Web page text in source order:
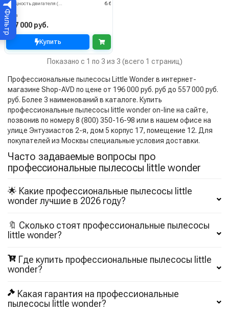
Фильтр
6.6
Цена
557 000 руб.
Купить
Показано с 1 по 3 из 3 (всего 1 страниц)
Профессиональные пылесосы Little Wonder в интернет-
магазине Shop-AVD по цене от 196 000 руб. руб до 557 000 руб.
руб. Более 3 наименований в каталоге. Купить
профессиональные пылесосы little wonder on-line на сайте,
позвонив по номеру 8 (800) 350-16-98 или в нашем офисе на
улице Энтузиастов 2-я, дом 5 корпус 17, помещение 12. Для
покупателей из Москвы специальные условия доставки.
Часто задаваемые вопросы про
профессиональные пылесосы little wonder
🌟 Какие профессиональные пылесосы little
wonder лучшие в 2026 году?
🔖 Сколько стоят профессиональные пылесосы
little wonder?
Где купить профессиональные пылесосы little
wonder?
Какая гарантия на профессиональные
пылесосы little wonder?